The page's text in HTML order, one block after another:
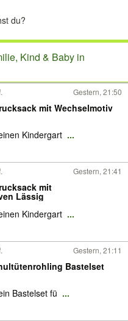
Kind & Baby in
Gestern, 21:50
mit Wechselmotiv
Kindergart ...
Gestern, 21:41
mit
Lässig
Kindergart ...
Gestern, 21:11
Bastelset
Bastelset fü ...